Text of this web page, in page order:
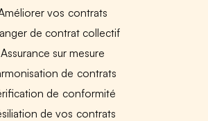
vos contrats
de contrat collectif
Assurance sur mesure
de contrats
de conformité
de vos contrats